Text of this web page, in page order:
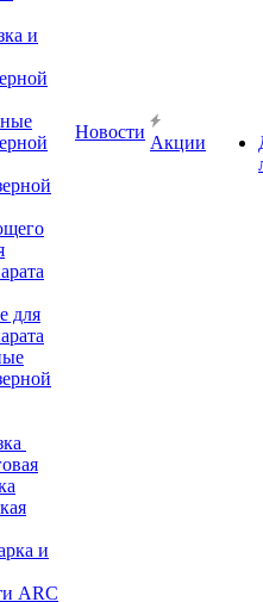
и
для
и
ARC
Новости
Акции